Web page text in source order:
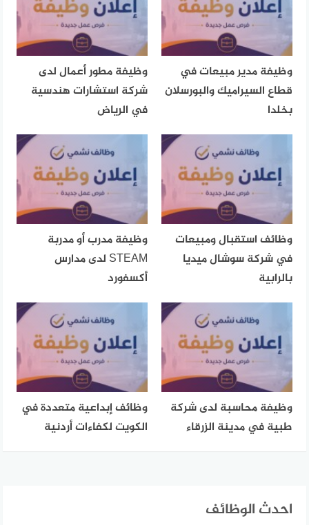
وظيفة مدير مبيعات في
قطاع السيراميك والبورسلان
بخلدا
وظيفة مطور أعمال لدى
شركة استشارات هندسية
في الرياض
وظائف استقبال ومبيعات
في شركة سوشال ميديا
بالرابية
وظيفة مدرب أو مدربة
STEAM لدى مدارس
أكسفورد
وظيفة محاسبة لدى شركة
طبية في مدينة الزرقاء
وظائف إبداعية متعددة في
الكويت لكفاءات أردنية
احدث الوظائف